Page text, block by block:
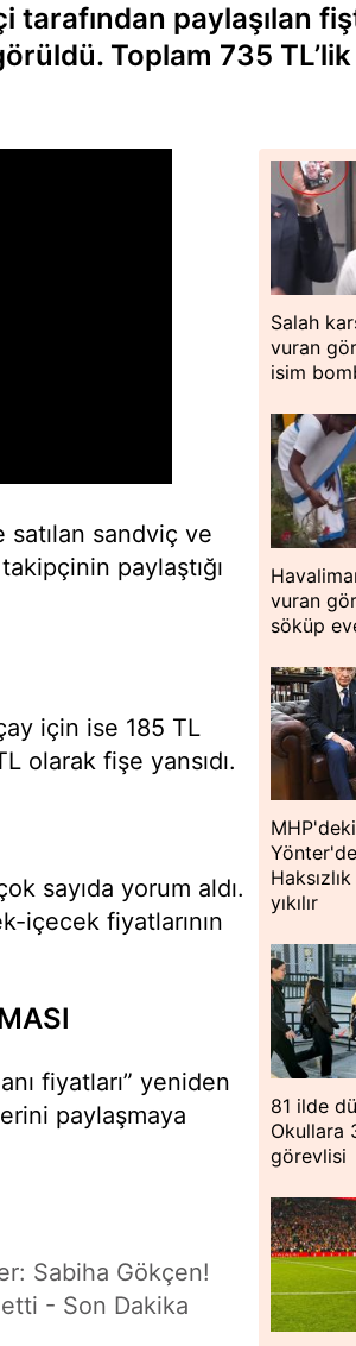
paylaşılan
Toplam 735
satılan sandviç ve
paylaştığı
için ise 185 TL
olarak fişe yansıdı.
sayıda yorum aldı.
içecek fiyatlarının
fiyatları” yeniden
paylaşmaya
Sabiha Gökçen!
- Son Dakika
Salah
vuran
isim
vuran
söküp
yıkılır
81 ilde
Okullara
görevlisi